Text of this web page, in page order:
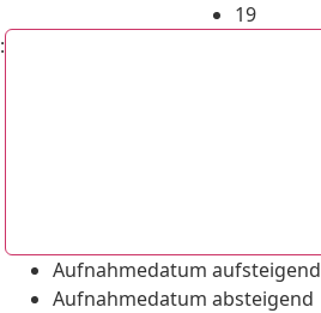
19
:
Aufnahmedatum aufsteigend
Aufnahmedatum absteigend